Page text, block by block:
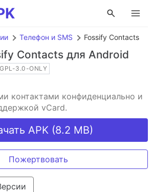
Телефон и SMS Fossify Contacts
Contacts для Android
GPL-3.0-ONLY
контактами конфиденциально и
vCard.
APK (8.2 MB)
Пожертвовать